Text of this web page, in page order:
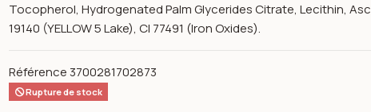
Tocopherol, Hydrogenated Palm Glycerides Citrate, Lecithin,
19140 (YELLOW 5 Lake), CI 77491 (Iron Oxides).
Référence 3700281702873
Rupture de stock